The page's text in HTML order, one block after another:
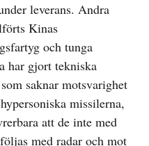
leverans. Andra
Kinas
och tunga
har gjort tekniska
saknar motsvarighet
missilerna,
att de inte med
med radar och mot